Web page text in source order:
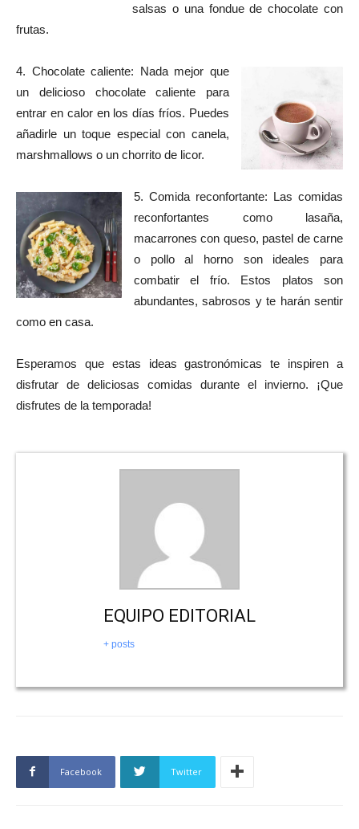
salsas o una fondue de chocolate con
frutas.
4. Chocolate caliente: Nada mejor que
un delicioso chocolate caliente para
entrar en calor en los días fríos. Puedes
añadirle un toque especial con canela,
marshmallows o un chorrito de licor.
5. Comida reconfortante: Las comidas
reconfortantes como lasaña,
macarrones con queso, pastel de carne
o pollo al horno son ideales para
combatir el frío. Estos platos son
abundantes, sabrosos y te harán sentir
como en casa.
Esperamos que estas ideas gastronómicas te inspiren a
disfrutar de deliciosas comidas durante el invierno. ¡Que
disfrutes de la temporada!
EQUIPO EDITORIAL
+ posts
Facebook Twitter